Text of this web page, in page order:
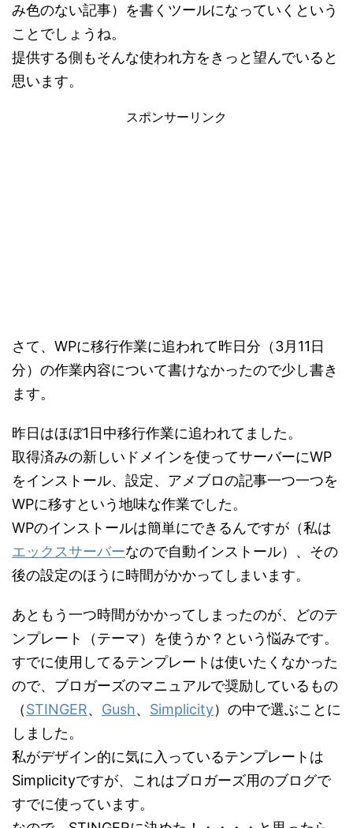
み色のない記事）を書くツールになっていくという
ことでしょうね。
提供する側もそんな使われ方をきっと望んでいると
思います。
スポンサーリンク
さて、WPに移行作業に追われて昨日分（3月11日
分）の作業内容について書けなかったので少し書き
ます。
昨日はほぼ1日中移行作業に追われてました。
取得済みの新しいドメインを使ってサーバーにWP
をインストール、設定、アメブロの記事一つ一つを
WPに移すという地味な作業でした。
WPのインストールは簡単にできるんですが（私は
エックスサーバーなので自動インストール）、その
後の設定のほうに時間がかかってしまいます。
あともう一つ時間がかかってしまったのが、どのテ
ンプレート（テーマ）を使うか？という悩みです。
すでに使用してるテンプレートは使いたくなかった
ので、ブロガーズのマニュアルで奨励しているもの
（STINGER、 Gush、 Simplicity）の中で選ぶことに
しました。
私がデザイン的に気に入っているテンプレートは
Simplicityですが、これはブロガーズ用のブログで
すでに使っています。